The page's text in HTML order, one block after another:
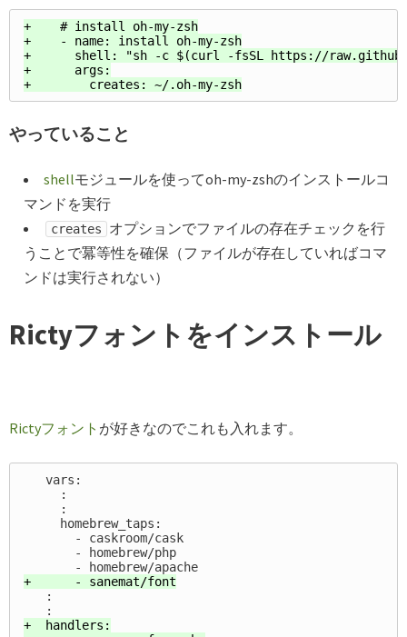
+    # install oh-my-zsh
+    - name: install oh-my-zsh
+      shell: "sh -c $(curl -fsSL https://
+      args:
やっていること
shellモジュールを使ってoh-my-zshのインストールコ
マンドを実行
creates
オプションでファイルの存在チェックを行
うことで冪等性を確保（ファイルが存在していればコマ
ンドは実行されない）
Rictyフォントをインストール
Rictyフォント が好きなのでこれも入れます。
   vars:
     :
     :
     homebrew_taps:
       - caskroom/cask
       - homebrew/php
   :
+  handlers: